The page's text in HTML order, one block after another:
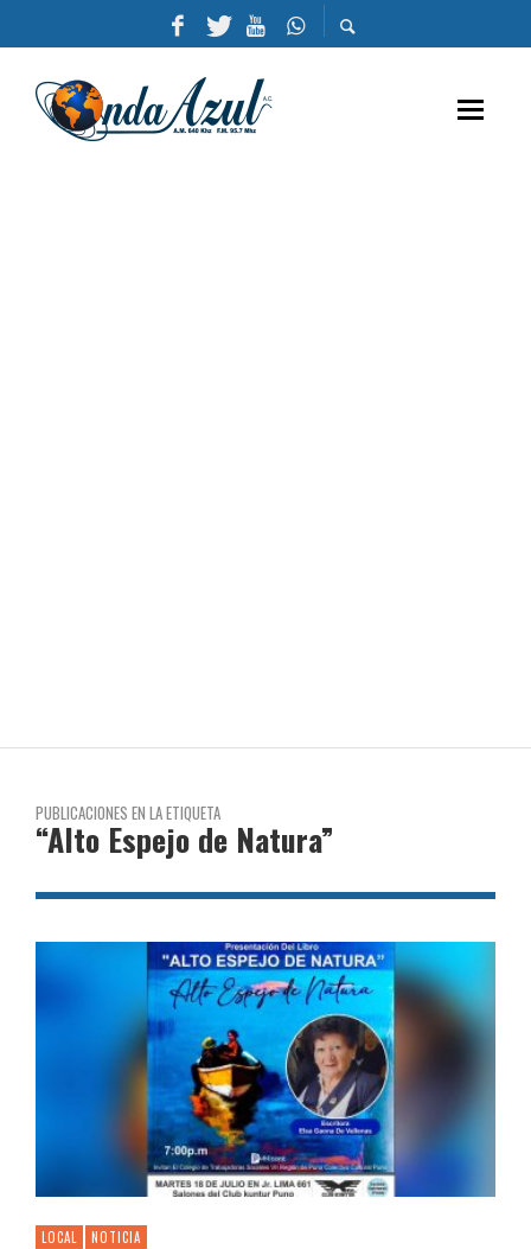
PUBLICACIONES EN LA ETIQUETA
“Alto Espejo de Natura”
LOCAL NOTICIA